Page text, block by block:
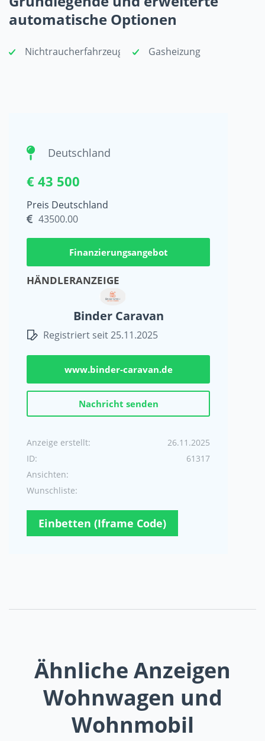
automatische Optionen
Nichtraucherfahrzeug Gasheizung
Deutschland
€ 43 500
Preis Deutschland
43500.00
Finanzierungsangebot
HÄNDLERANZEIGE
Binder Caravan
Registriert seit 25.11.2025
www.binder-caravan.de
Nachricht senden
Anzeige erstellt:
26.11.2025
ID:
61317
Ansichten:
Wunschliste:
Einbetten (Iframe Code)
Ähnliche Anzeigen
Wohnwagen und
Wohnmobil